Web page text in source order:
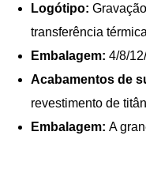
Logótipo:
transferência
Embalagem: 4/8/
Acabamentos de
revestimento de
Embalagem: A